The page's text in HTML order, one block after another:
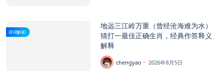
诗词解析
地远三江岭万重（曾经沧海难为水）
猜打一最佳正确生肖，经典作答释义
解释
chengyao 2026年8月5日